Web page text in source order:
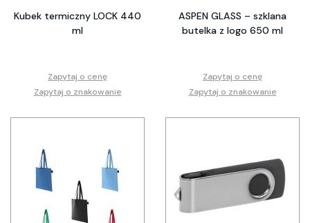
Kubek termiczny LOCK 440
ml
Zapytaj o cenę
Zapytaj o znakowanie
ASPEN GLASS – szklana
butelka z logo 650 ml
Zapytaj o cenę
Zapytaj o znakowanie